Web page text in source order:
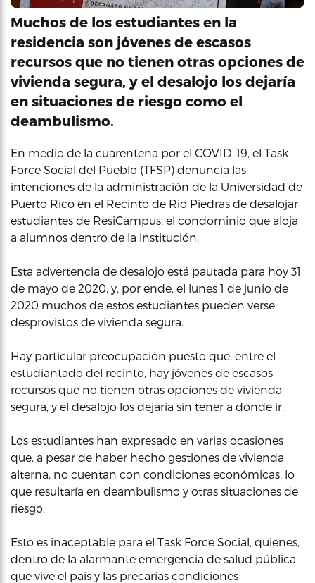
Muchos de los estudiantes en la
residencia son jóvenes de escasos
recursos que no tienen otras opciones de
vivienda segura, y el desalojo los dejaría
en situaciones de riesgo como el
deambulismo.
En medio de la cuarentena por el COVID-19, el Task
Force Social del Pueblo (TFSP) denuncia las
intenciones de la administración de la Universidad de
Puerto Rico en el Recinto de Río Piedras de desalojar
estudiantes de ResiCampus, el condominio que aloja
a alumnos dentro de la institución.
Esta advertencia de desalojo está pautada para hoy 31
de mayo de 2020, y, por ende, el lunes 1 de junio de
2020 muchos de estos estudiantes pueden verse
desprovistos de vivienda segura.
Hay particular preocupación puesto que, entre el
estudiantado del recinto, hay jóvenes de escasos
recursos que no tienen otras opciones de vivienda
segura, y el desalojo los dejaría sin tener a dónde ir.
Los estudiantes han expresado en varias ocasiones
que, a pesar de haber hecho gestiones de vivienda
alterna, no cuentan con condiciones económicas, lo
que resultaría en deambulismo y otras situaciones de
riesgo.
Esto es inaceptable para el Task Force Social, quienes,
dentro de la alarmante emergencia de salud pública
que vive el país y las precarias condiciones